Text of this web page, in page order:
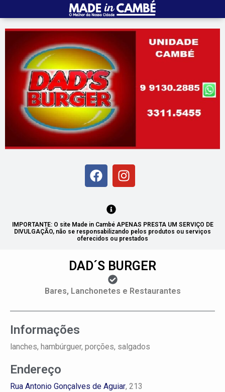
IMPORTANTE: O site Made in Cambé APENAS PRESTA UM SERVIÇO DE
DIVULGAÇÃO, não se responsabilizando pelos produtos ou serviços
oferecidos ou prestados
DAD´S BURGER
Bares, Lanchonetes e Restaurantes
Informações
lanches, hambúrguer, porções, salgados
Endereço
Rua Antonio Gonçalves de Aguiar, 213